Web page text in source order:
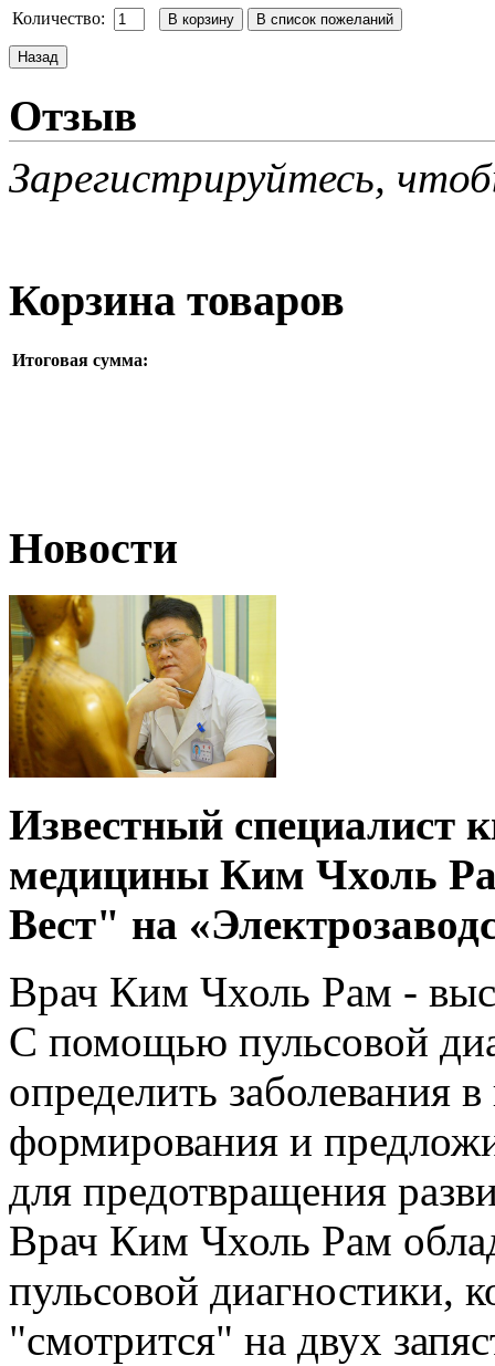
Количество:
Отзыв
Зарегистрируйтесь,
Корзина товаров
Итоговая сумма:
Новости
Известный специалист
медицины Ким Чхоль
Вест" на
Врач Ким Чхоль Рам -
С помощью пульсовой
определить заболевания
формирования и
для предотвращения
Врач Ким Чхоль Рам
пульсовой диагностики,
"смотрится" на двух